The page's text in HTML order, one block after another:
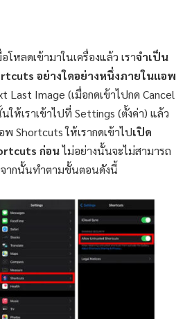
หลดเข้ามาในเครื่องแล้ว เราจำเป็น
อย่างใดอย่างหนึ่งภายในแอพ
Last Image (เมื่อกดเข้าไปกด Cancel
ให้เราเข้าไปที่ Settings (ตั้งค่า) แล้ว
Shortcuts ให้เรากดเข้าไปเปิด
ก่อนไม่อย่างนั้นจะไม่สามารถ
ากนั้นทำตามขั้นตอนดังนี้